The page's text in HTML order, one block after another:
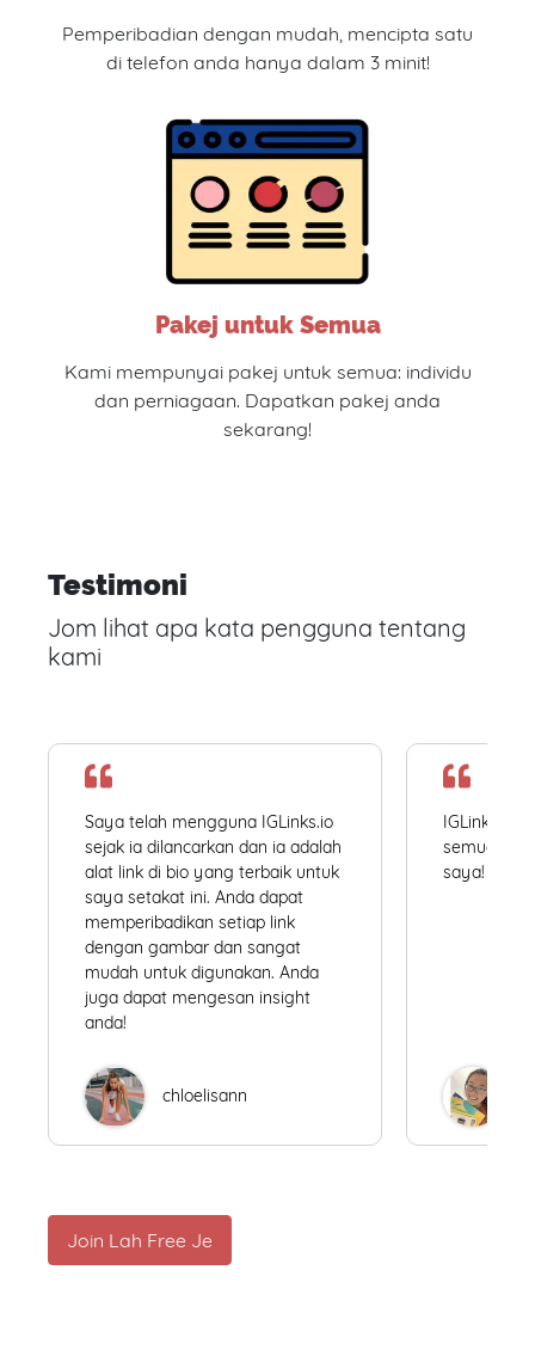
Pemperibadian dengan mudah, mencipta satu
di telefon anda hanya dalam 3 minit!
Pakej untuk Semua
Kami mempunyai pakej untuk semua: individu
dan perniagaan. Dapatkan pakej anda
sekarang!
Testimoni
Jom lihat apa kata pengguna tentang
kami
Saya telah mengguna IGLinks.io
sejak ia dilancarkan dan ia adalah
alat link di bio yang terbaik untuk
saya setakat ini. Anda dapat
memperibadikan setiap link
dengan gambar dan sangat
mudah untuk digunakan. Anda
juga dapat mengesan insight
anda!
chloelisann
IGLinks.io
semua
saya!
Join Lah Free Je